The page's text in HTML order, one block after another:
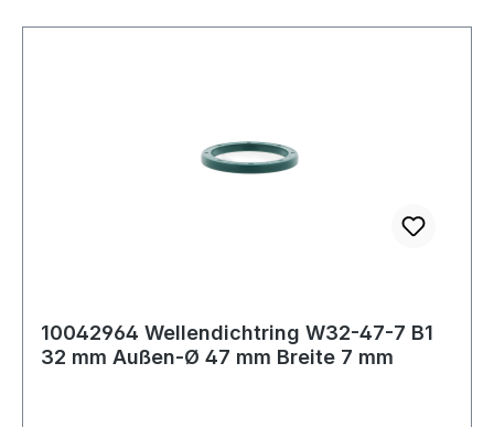
10042964 Wellendichtring W32-47-7 B1
32 mm Außen-Ø 47 mm Breite 7 mm